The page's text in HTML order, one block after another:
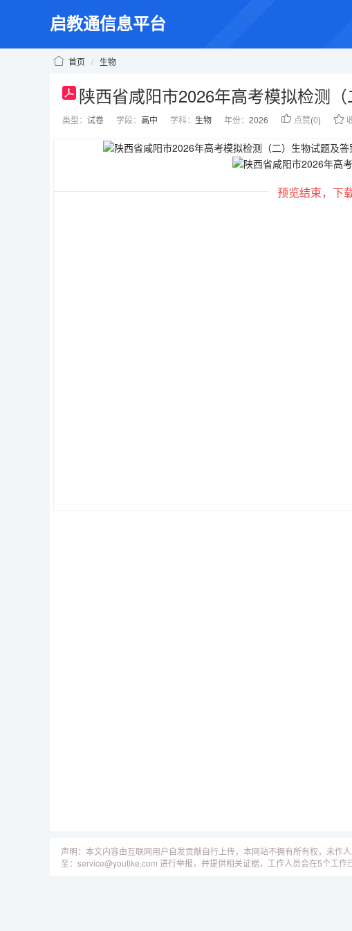
启教通信息平台
首页 / 生物
陕西省咸阳市2026年高考模拟检测
类型： 试卷 学段： 高中 学科： 生物 年份： 2026 点赞(0)
预览结束，下
声明：本文内容由互联网用户自发贡献自行上传，本网站不拥有所有权，未
至：service@youtike.com 进行举报，并提供相关证据，工作人员会在5个工作